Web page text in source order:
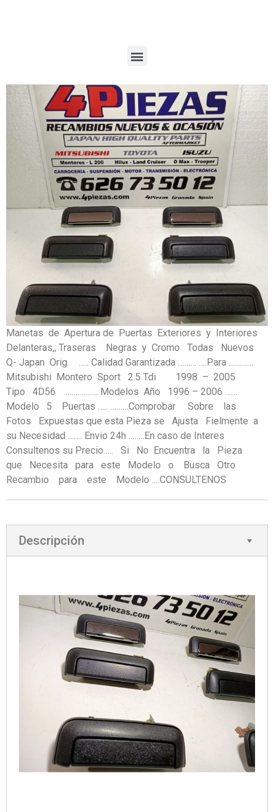
Manetas de Apertura de Puertas Exteriores y Interiores
Delanteras,, Traseras Negras y Cromo Todas Nuevos
Q- Japan Orig. ….. Calidad Garantizada ……… ….Para …………
Mitsubishi Montero Sport 2.5 Tdi 1998 – 2005
Tipo 4D56 ……………. Modelos Año 1996 – 2006 ……
Modelo 5 Puertas ….. ………Comprobar Sobre las
Fotos Expuestas que esta Pieza se Ajusta Fielmente a
su Necesidad ……. Envio 24h ……..En caso de Interes
Consultenos su Precio….. Si No Encuentra la Pieza
que Necesita para este Modelo o Busca Otro
Recambio para este Modelo ….CONSULTENOS
Descripción